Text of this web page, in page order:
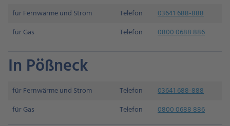
für Fernwärme und Strom Telefon
03641 688-888
für Gas
Telefon 0800 0688 886
In Pößneck
für Fernwärme und Strom Telefon
03641 688-888
für Gas
Telefon 0800 0688 886